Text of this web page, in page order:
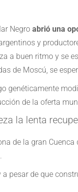
Negro abrió una
y
a buen ritmo y se
de Moscú, se
genéticamente
de la oferta
la lenta
de la gran
pesar de que